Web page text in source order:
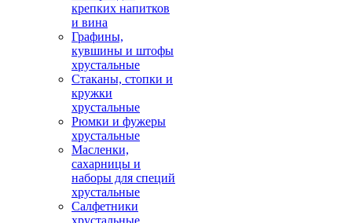
крепких напитков
и вина
Графины,
кувшины и штофы
хрустальные
Стаканы, стопки и
кружки
хрустальные
Рюмки и фужеры
хрустальные
Масленки,
сахарницы и
наборы для специй
хрустальные
Салфетники
хрустальные